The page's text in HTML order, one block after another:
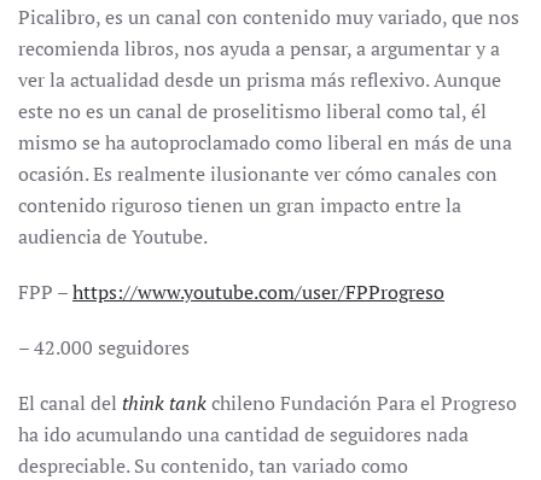
Picalibro, es un canal con contenido muy variado, que nos
recomienda libros, nos ayuda a pensar, a argumentar y a
ver la actualidad desde un prisma más reflexivo. Aunque
este no es un canal de proselitismo liberal como tal, él
mismo se ha autoproclamado como liberal en más de una
ocasión. Es realmente ilusionante ver cómo canales con
contenido riguroso tienen un gran impacto entre la
audiencia de Youtube.
FPP –https://www.youtube.com/user/FPProgreso
– 42.000 seguidores
El canal del think tankchileno Fundación Para el Progreso
ha ido acumulando una cantidad de seguidores nada
despreciable. Su contenido, tan variado como